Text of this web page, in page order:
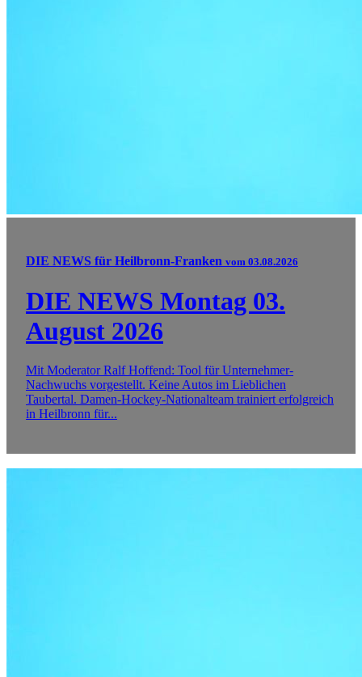
DIE NEWS für Heilbronn-Franken vom 03.08.2026
DIE NEWS Montag 03.
August 2026
Mit Moderator Ralf Hoffend: Tool für Unternehmer-
Nachwuchs vorgestellt. Keine Autos im Lieblichen
Taubertal. Damen-Hockey-Nationalteam trainiert erfolgreich
in Heilbronn für...